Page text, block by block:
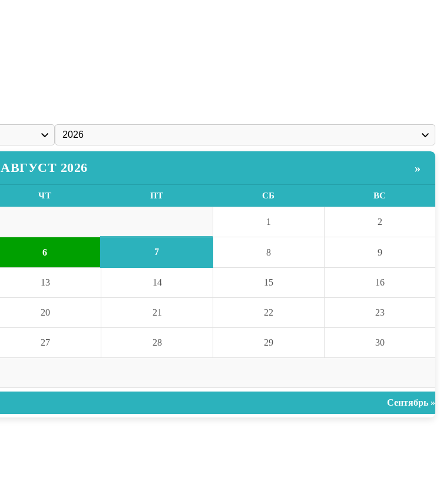
АВГУСТ 2026 »
ЧТ ПТ СБ ВС
1 2
6 7 8 9
13 14 15 16
20 21 22 23
27 28 29 30
Сентябрь »